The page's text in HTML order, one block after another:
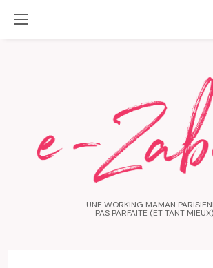
UNE WORKING MAMAN
PAS PARFAITE (ET TANT MIEUX)